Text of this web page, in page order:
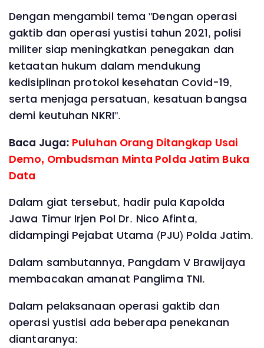
Dengan mengambil tema "Dengan operasi
gaktib dan operasi yustisi tahun 2021, polisi
militer siap meningkatkan penegakan dan
ketaatan hukum dalam mendukung
kedisiplinan protokol kesehatan Covid-19,
serta menjaga persatuan, kesatuan bangsa
demi keutuhan NKRI".
Baca Juga: Puluhan Orang Ditangkap Usai
Demo, Ombudsman Minta Polda Jatim Buka
Data
Dalam giat tersebut, hadir pula Kapolda
Jawa Timur Irjen Pol Dr. Nico Afinta,
didampingi Pejabat Utama (PJU) Polda Jatim.
Dalam sambutannya, Pangdam V Brawijaya
membacakan amanat Panglima TNI.
Dalam pelaksanaan operasi gaktib dan
operasi yustisi ada beberapa penekanan
diantaranya: